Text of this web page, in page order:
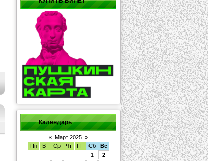
Календарь
« Март 2025 »
Пн
Вт Ср Чт Пт Сб
Вс
1
2